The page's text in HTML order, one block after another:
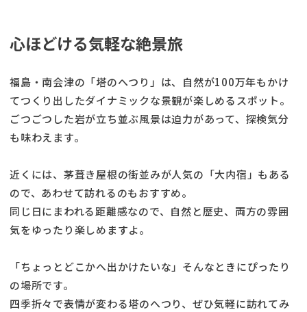
心ほどける気軽な絶景旅
福島・南会津の「塔のへつり」は、自然が100万年もかけ
てつくり出したダイナミックな景観が楽しめるスポット。
ごつごつした岩が立ち並ぶ風景は迫力があって、探検気分
も味わえます。
近くには、茅葺き屋根の街並みが人気の「大内宿」もある
ので、あわせて訪れるのもおすすめ。
同じ日にまわれる距離感なので、自然と歴史、両方の雰囲
気をゆったり楽しめますよ。
「ちょっとどこかへ出かけたいな」そんなときにぴったり
の場所です。
四季折々で表情が変わる塔のへつり、ぜひ気軽に訪れてみ